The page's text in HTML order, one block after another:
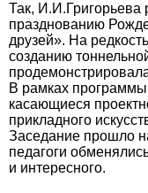
Так, И.И.Григорьева
празднованию
друзей». На
созданию
В рамках
касающиеся
прикладного
Заседание прошло
педагоги
и интересного.